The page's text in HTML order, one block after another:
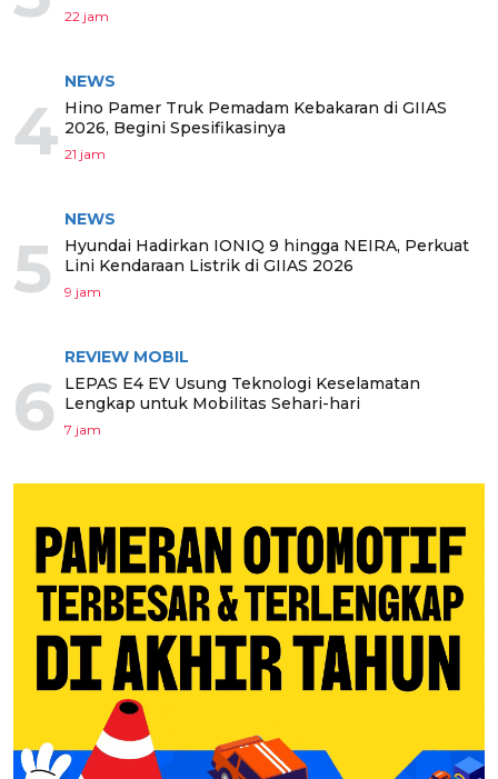
22 jam
4
NEWS
Hino Pamer Truk Pemadam Kebakaran di GIIAS
2026, Begini Spesifikasinya
21 jam
5
NEWS
Hyundai Hadirkan IONIQ 9 hingga NEIRA, Perkuat
Lini Kendaraan Listrik di GIIAS 2026
9 jam
6
REVIEW MOBIL
LEPAS E4 EV Usung Teknologi Keselamatan
Lengkap untuk Mobilitas Sehari-hari
7 jam